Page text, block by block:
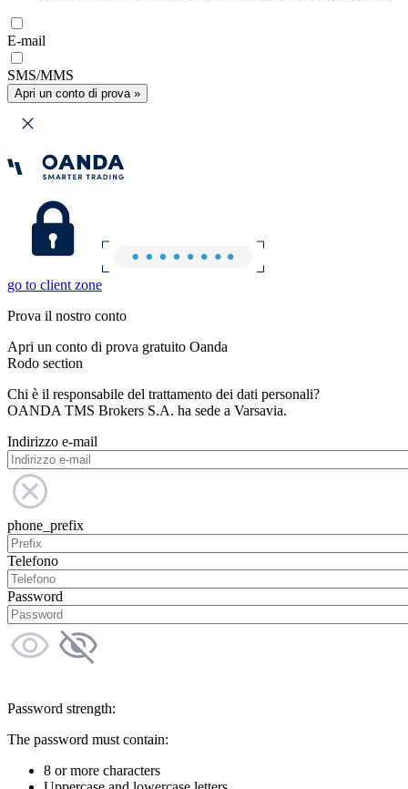
E-mail
SMS/MMS
Apri un conto di prova »
go to client zone
Prova il nostro conto
Apri un conto di prova gratuito Oanda
Rodo section
Chi è il responsabile del trattamento dei dati personali?
OANDA TMS Brokers S.A. ha sede a Varsavia.
Indirizzo e-mail
phone_prefix
Telefono
Password
Password strength:
The password must contain:
8 or more characters